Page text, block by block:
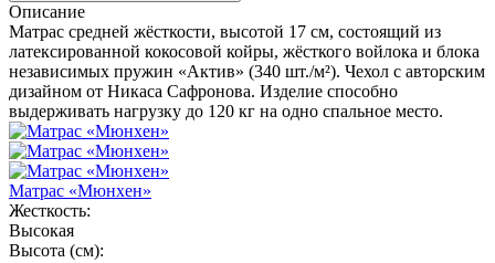
Описание
Матрас средней жёсткости, высотой 17 см, состоящий из
латексированной кокосовой койры, жёсткого войлока и блока
независимых пружин «Актив» (340 шт./м²). Чехол с авторским
дизайном от Никаса Сафронова. Изделие способно
выдерживать нагрузку до 120 кг на одно спальное место.
Матрас «Мюнхен»
Жесткость:
Высокая
Высота (см):